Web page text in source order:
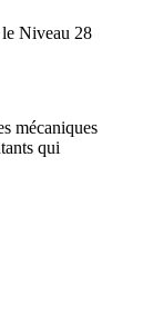
Niveau 28
mécaniques
qui